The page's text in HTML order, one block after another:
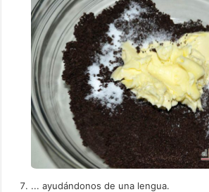
... ayudándonos de una lengua.